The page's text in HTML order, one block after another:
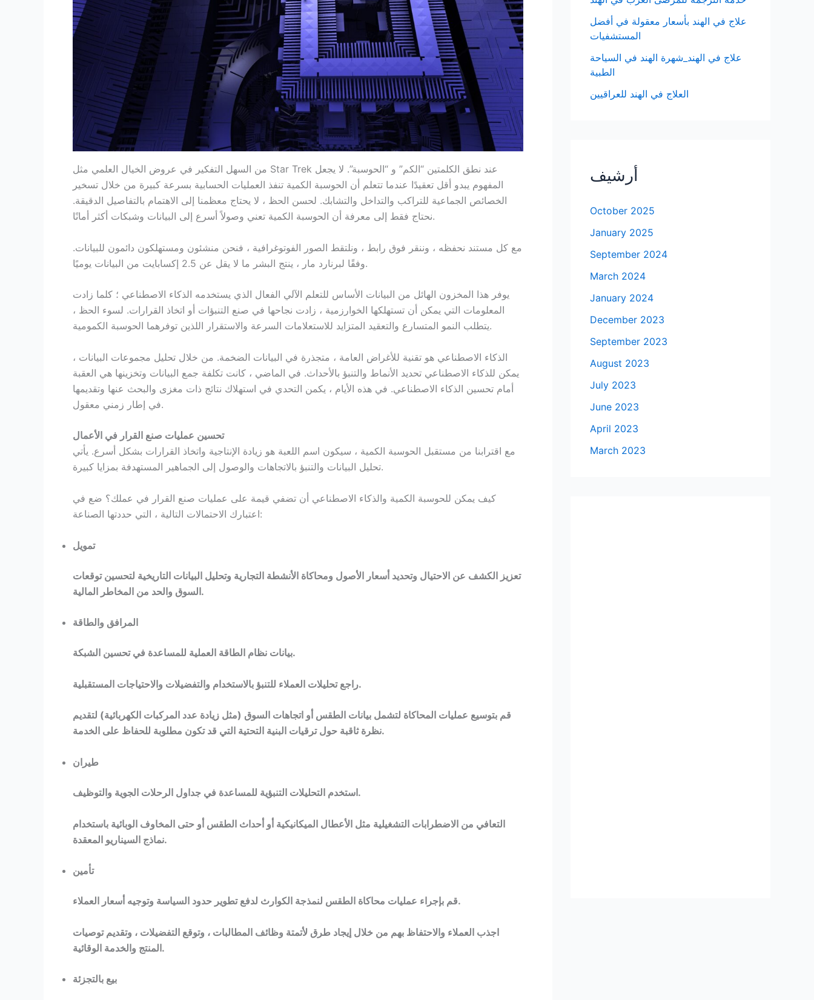
من السهل التفكير في عروض الخيال العلمي مثل Star Trek عند نطق الكلمتين “الكم” و “الحوسبة”. لا يجعل
المفهوم يبدو أقل تعقيدًا عندما تتعلم أن الحوسبة الكمية تنفذ العمليات الحسابية بسرعة كبيرة من خلال تسخير
الخصائص الجماعية للتراكب والتداخل والتشابك. لحسن الحظ ، لا يحتاج معظمنا إلى الاهتمام بالتفاصيل الدقيقة.
نحتاج فقط إلى معرفة أن الحوسبة الكمية تعني وصولاً أسرع إلى البيانات وشبكات أكثر أمانًا.
مع كل مستند نحفظه ، وننقر فوق رابط ، ونلتقط الصور الفوتوغرافية ، فنحن منشئون ومستهلكون دائمون للبيانات.
وفقًا لبرنارد مار ، ينتج البشر ما لا يقل عن 2.5 إكسابايت من البيانات يوميًا.
يوفر هذا المخزون الهائل من البيانات الأساس للتعلم الآلي الفعال الذي يستخدمه الذكاء الاصطناعي ؛ كلما زادت
المعلومات التي يمكن أن تستهلكها الخوارزمية ، زادت نجاحها في صنع التنبؤات أو اتخاذ القرارات. لسوء الحظ ،
يتطلب النمو المتسارع والتعقيد المتزايد للاستعلامات السرعة والاستقرار اللذين توفرهما الحوسبة الكمومية.
الذكاء الاصطناعي هو تقنية للأغراض العامة ، متجذرة في البيانات الضخمة. من خلال تحليل مجموعات البيانات ،
يمكن للذكاء الاصطناعي تحديد الأنماط والتنبؤ بالأحداث. في الماضي ، كانت تكلفة جمع البيانات وتخزينها هي العقبة
أمام تحسين الذكاء الاصطناعي. في هذه الأيام ، يكمن التحدي في استهلاك نتائج ذات مغزى والبحث عنها وتقديمها
في إطار زمني معقول.
تحسين عمليات صنع القرار في الأعمال
مع اقترابنا من مستقبل الحوسبة الكمية ، سيكون اسم اللعبة هو زيادة الإنتاجية واتخاذ القرارات بشكل أسرع. يأتي
تحليل البيانات والتنبؤ بالاتجاهات والوصول إلى الجماهير المستهدفة بمزايا كبيرة.
كيف يمكن للحوسبة الكمية والذكاء الاصطناعي أن تضفي قيمة على عمليات صنع القرار في عملك؟ ضع في
اعتبارك الاحتمالات التالية ، التي حددتها الصناعة:
تمويل
تعزيز الكشف عن الاحتيال وتحديد أسعار الأصول ومحاكاة الأنشطة التجارية وتحليل البيانات التاريخية لتحسين توقعات
السوق والحد من المخاطر المالية.
المرافق والطاقة
بيانات نظام الطاقة العملية للمساعدة في تحسين الشبكة.
راجع تحليلات العملاء للتنبؤ بالاستخدام والتفضيلات والاحتياجات المستقبلية.
قم بتوسيع عمليات المحاكاة لتشمل بيانات الطقس أو اتجاهات السوق (مثل زيادة عدد المركبات الكهربائية) لتقديم
نظرة ثاقبة حول ترقيات البنية التحتية التي قد تكون مطلوبة للحفاظ على الخدمة.
طيران
استخدم التحليلات التنبؤية للمساعدة في جداول الرحلات الجوية والتوظيف.
التعافي من الاضطرابات التشغيلية مثل الأعطال الميكانيكية أو أحداث الطقس أو حتى المخاوف الوبائية باستخدام
نماذج السيناريو المعقدة.
تأمين
قم بإجراء عمليات محاكاة الطقس لنمذجة الكوارث لدفع تطوير حدود السياسة وتوجيه أسعار العملاء.
اجذب العملاء والاحتفاظ بهم من خلال إيجاد طرق لأتمتة وظائف المطالبات ، وتوقع التفضيلات ، وتقديم توصيات
المنتج والخدمة الوقائية.
بيع بالتجزئة
علاج في الهند بأسعار معقولة في أفضل
المستشفيات
علاج في الهند_شهرة الهند في السياحة
الطبية
العلاج في الهند للعراقيين
أرشيف
October 2025
January 2025
September 2024
March 2024
January 2024
December 2023
September 2023
August 2023
July 2023
June 2023
April 2023
March 2023